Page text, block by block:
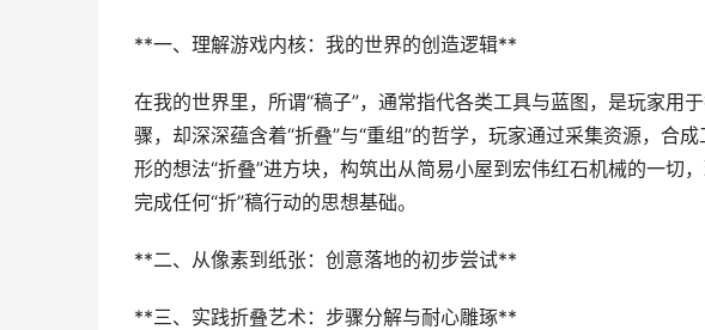
**一、理解游戏内核：我的世界的创造逻辑**
在我的世界里，所谓“稿子”，通常指代各类工具与蓝图，是玩家用
骤，却深深蕴含着“折叠”与“重组”的哲学，玩家通过采集资源，合
形的想法“折叠”进方块，构筑出从简易小屋到宏伟红石机械的一切
完成任何“折”稿行动的思想基础。
**二、从像素到纸张：创意落地的初步尝试**
**三、实践折叠艺术：步骤分解与耐心雕琢**